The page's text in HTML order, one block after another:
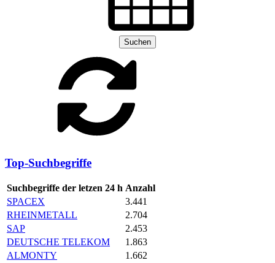
Suchen
Top-Suchbegriffe
Suchbegriffe der letzen 24 h Anzahl
SPACEX
3.441
RHEINMETALL
2.704
SAP
2.453
DEUTSCHE TELEKOM
1.863
ALMONTY
1.662